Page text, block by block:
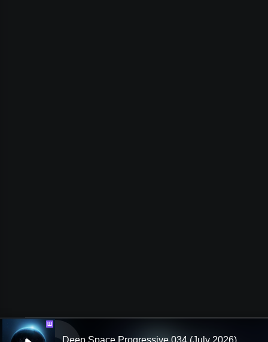
Ш
Deep Space Progressive 034 (July 2026)